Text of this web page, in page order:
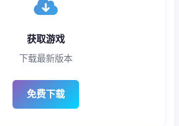
获取游戏
下载最新版本
免费下载